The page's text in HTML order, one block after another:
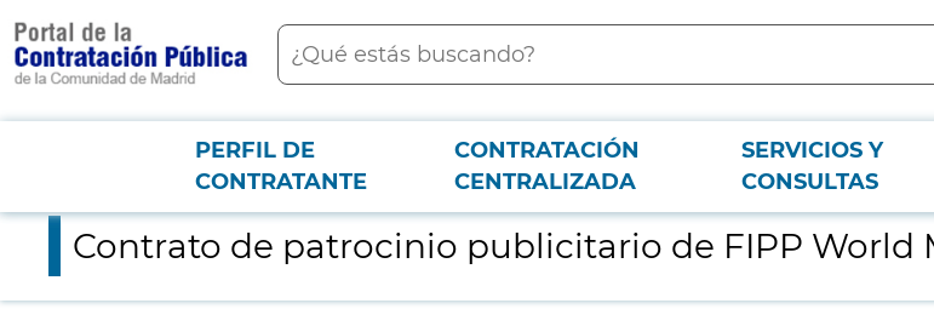
contenido
principal
Buscar
Menú PCON
PERFIL DE
CONTRATANTE
CONTRATACIÓN
CENTRALIZADA
SERVICIOS Y
CONSULTAS
Contrato de patrocinio publicitario de FIPP World Media Congress 2025
Contrato de patrocinio publicitario de FIPP World